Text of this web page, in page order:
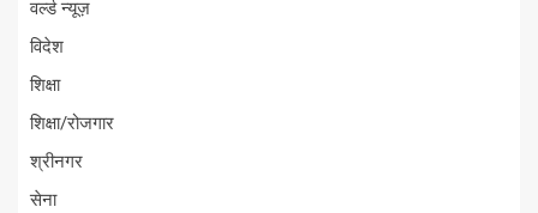
वर्ल्ड न्यूज़
विदेश
शिक्षा
शिक्षा/रोजगार
श्रीनगर
सेना